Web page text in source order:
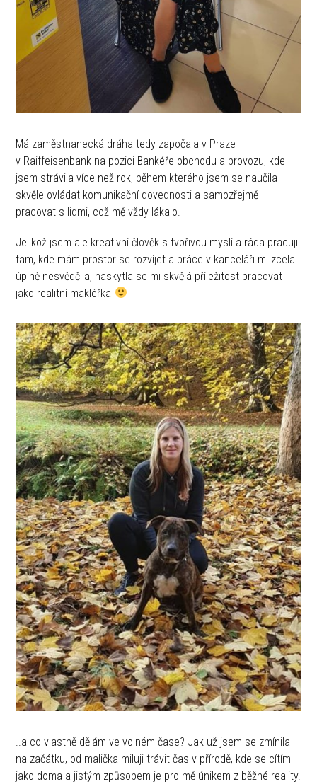
Má zaměstnanecká dráha tedy započala v Praze
v Raiffeisenbank na pozici Bankéře obchodu a provozu, kde
jsem strávila více než rok, během kterého jsem se naučila
skvěle ovládat komunikační dovednosti a samozřejmě
pracovat s lidmi, což mě vždy lákalo.
Jelikož jsem ale kreativní člověk s tvořivou myslí a ráda pracuji
tam, kde mám prostor se rozvíjet a práce v kanceláři mi zcela
úplně nesvědčila, naskytla se mi skvělá příležitost pracovat
jako realitní makléřka
..a co vlastně dělám ve volném čase? Jak už jsem se zmínila
na začátku, od malička miluji trávit čas v přírodě, kde se cítím
jako doma a jistým způsobem je pro mě únikem z běžné reality.